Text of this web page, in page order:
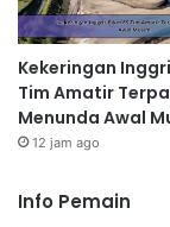
Kekeringan
Tim Amatir
Menunda Awal
12 jam ago
Info Pemain